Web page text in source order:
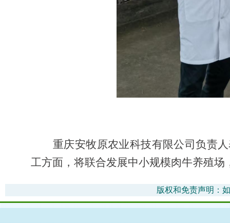
重庆安牧原农业科技有限公司负责
工方面，将联合发展中小规模肉牛养殖
版权和免责声明：